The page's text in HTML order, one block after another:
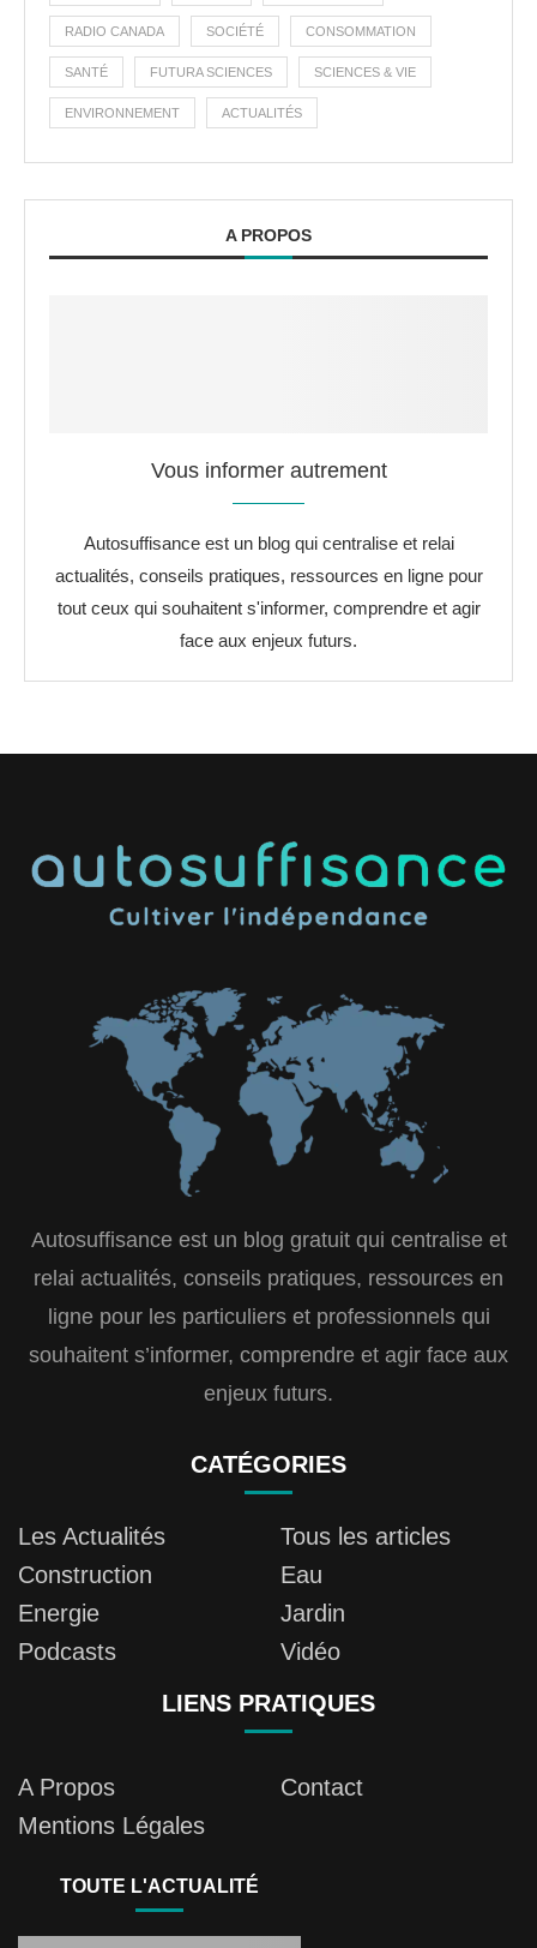
RADIO CANADA SOCIÉTÉ CONSOMMATION
SANTÉ FUTURA SCIENCES SCIENCES & VIE
ENVIRONNEMENT ACTUALITÉS
A PROPOS
Vous informer autrement
Autosuffisance est un blog qui centralise et relai
actualités, conseils pratiques, ressources en ligne pour
tout ceux qui souhaitent s'informer, comprendre et agir
face aux enjeux futurs.
Autosuffisance est un blog gratuit qui centralise et
relai actualités, conseils pratiques, ressources en
ligne pour les particuliers et professionnels qui
souhaitent s’informer, comprendre et agir face aux
enjeux futurs.
CATÉGORIES
Les Actualités
Tous les articles
Construction
Eau
Energie
Jardin
Podcasts
Vidéo
LIENS PRATIQUES
A Propos
Contact
Mentions Légales
TOUTE L'ACTUALITÉ